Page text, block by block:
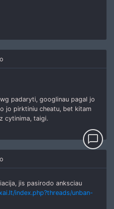
padaryti, googlinau pagal jo
jo pirktiniu cheatu, bet kitam
cytinima, taigi.
jis pasirodo anksciau
index.php?threads/unban-
chat_bubble_outline